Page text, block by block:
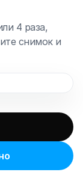
4 раза,
снимок и